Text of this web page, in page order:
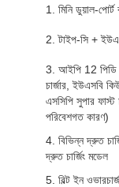
1. মিনি ডুয়াল-পোর্ট
2. টাইপ-সি +
3. আইপি 12 পিডি
চার্জার, ইউএসবি
এসসিপি সুপার ফাস্ট
পরিবেশগত কারণ)
4. বিভিন্ন দ্রুত
দ্রুত চার্জিং মডেল
5. বিল্ট ইন